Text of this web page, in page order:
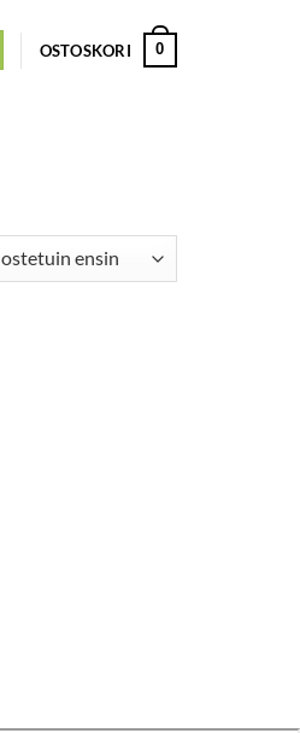
OSTOSKORI 0